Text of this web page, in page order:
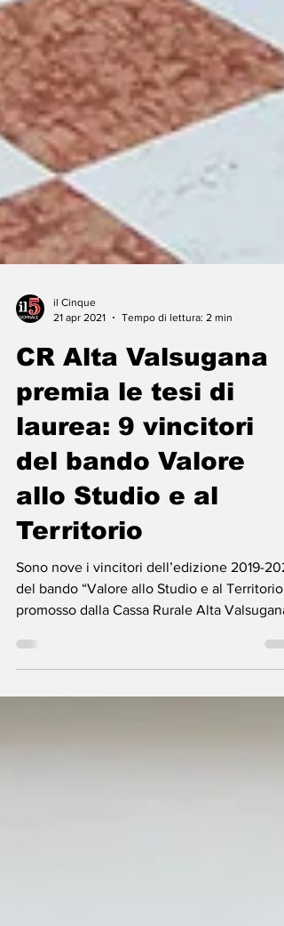
21 apr 2021
Tempo di lettura: 2 min
CR Alta Valsugana
premia le tesi di
laurea: 9 vincitori
del bando Valore
allo Studio e al
Territorio
Sono nove i vincitori dell’edizione 2019-
del bando “Valore allo Studio e al Territorio”
promosso dalla Cassa Rurale Alta Valsugana